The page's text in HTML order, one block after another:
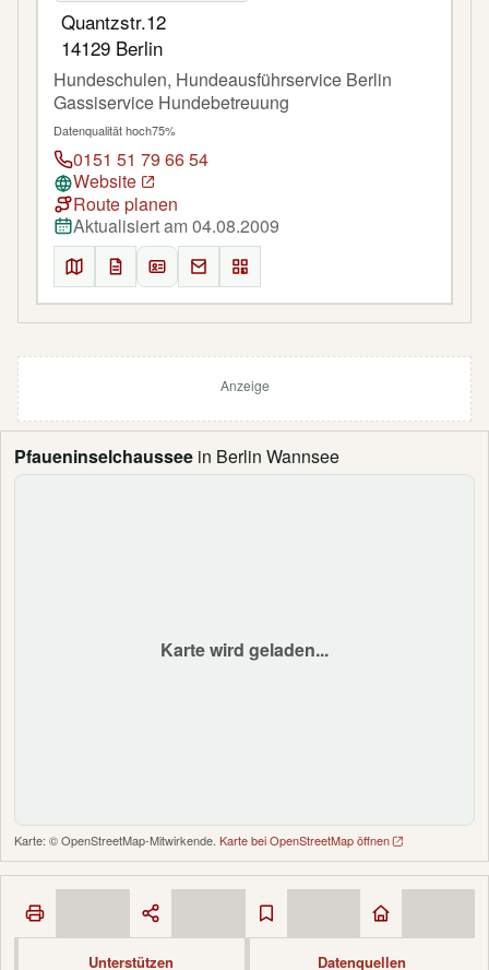
Pfaueninselchaussee in Berlin Wannsee
Karte wird geladen...
Karte: © OpenStreetMap-Mitwirkende. Karte bei OpenStreetMap öffnen
Unterstützen Datenquellen
Quantzstr.12
14129 Berlin
Hundeschulen, Hundeausführservice Berlin
Gassiservice Hundebetreuung
Datenqualität hoch75%
0151 51 79 66 54
Website
Route planen
Aktualisiert am 04.08.2009
Anzeige